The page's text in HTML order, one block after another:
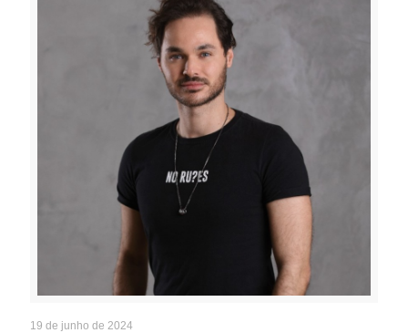
19 de junho de 2024